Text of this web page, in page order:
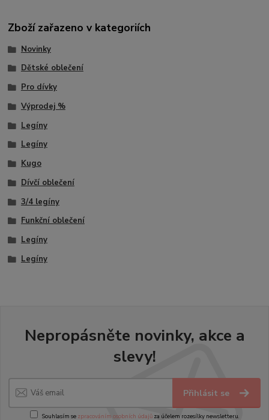
Zboží zařazeno v kategoriích
Novinky
Dětské oblečení
Pro dívky
Výprodej %
Legíny
Legíny
Kugo
Dívčí oblečení
3/4 legíny
Funkční oblečení
Legíny
Legíny
Nepropásněte novinky, akce a
slevy!
Přihlásit se
Souhlasím se zpracováním osobních údajůza účelem rozesílky newsletteru.